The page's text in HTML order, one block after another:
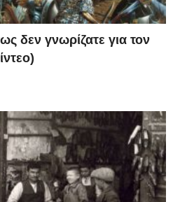
δεν γνωρίζατε για τον